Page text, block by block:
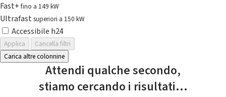
Fast+fino a 149 kW
Ultrafast superiori a 150 kW
Accessibile h24
Applica
Cancella filtri
Carica altre colonnine
Attendi qualche secondo,
stiamo cercando i risultati...